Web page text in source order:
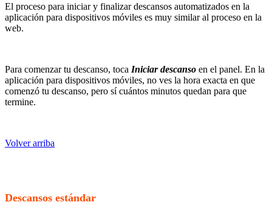
El proceso para iniciar y finalizar descansos automatizados en la
aplicación para dispositivos móviles es muy similar al proceso en la
web.
Para comenzar tu descanso, toca Iniciar descanso en el panel. En la
aplicación para dispositivos móviles, no ves la hora exacta en que
comenzó tu descanso, pero sí cuántos minutos quedan para que
termine.
Volver arriba
Descansos estándar